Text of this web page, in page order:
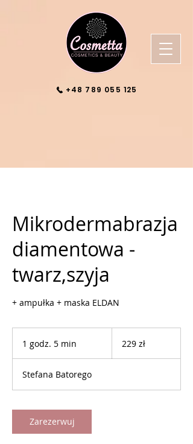
+48 789 055 125
Mikrodermabrazja
diamentowa -
twarz,szyja
+ ampułka + maska ELDAN
1 godz. 5 min
d
z
m
n
polskich
229 zł
Stefana Batorego
Zarezerwuj